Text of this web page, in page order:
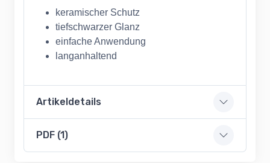
keramischer Schutz
tiefschwarzer Glanz
einfache Anwendung
langanhaltend
Artikeldetails
PDF (1)